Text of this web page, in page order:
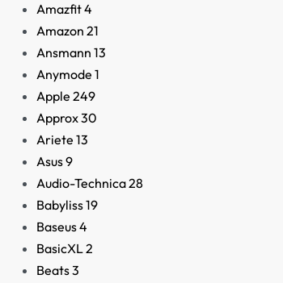
Amazfit4
Amazon 21
Ansmann 13
Anymode 1
Apple 249
Approx30
Ariete 13
Asus9
Audio-Technica28
Babyliss19
Baseus4
BasicXL2
Beats3